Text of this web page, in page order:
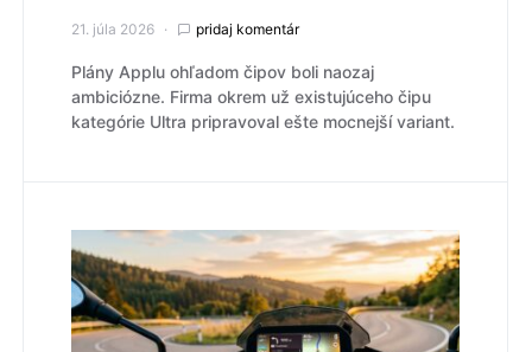
21. júla 2026 pridaj komentár
Plány Applu ohľadom čipov boli naozaj
ambiciózne. Firma okrem už existujúceho čipu
kategórie Ultra pripravoval ešte mocnejší variant.